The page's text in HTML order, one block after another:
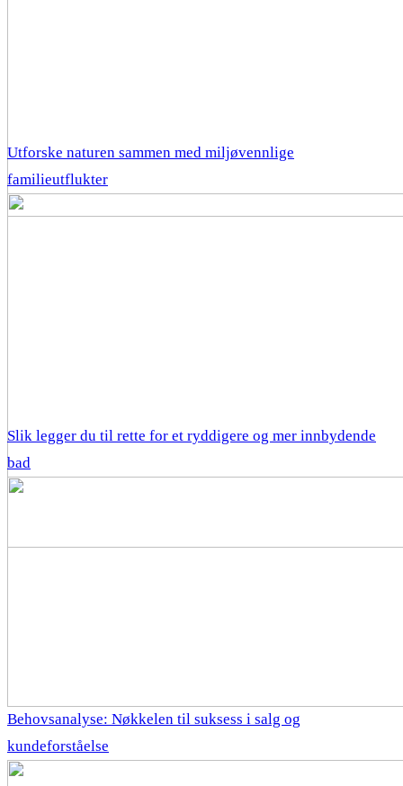
Utforske naturen sammen med miljøvennlige
familieutflukter
Slik legger du til rette for et ryddigere og mer innbydende
bad
Behovsanalyse: Nøkkelen til suksess i salg og
kundeforståelse